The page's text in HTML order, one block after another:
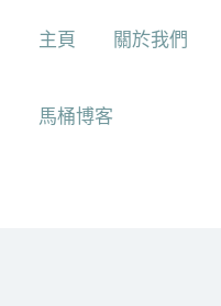
主頁 關於我們
馬桶博客